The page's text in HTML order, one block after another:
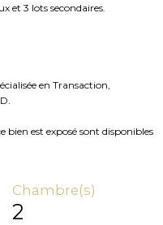
et 3 lots secondaires.
en Transaction,
bien est exposé sont disponibles
Chambre(s)
2